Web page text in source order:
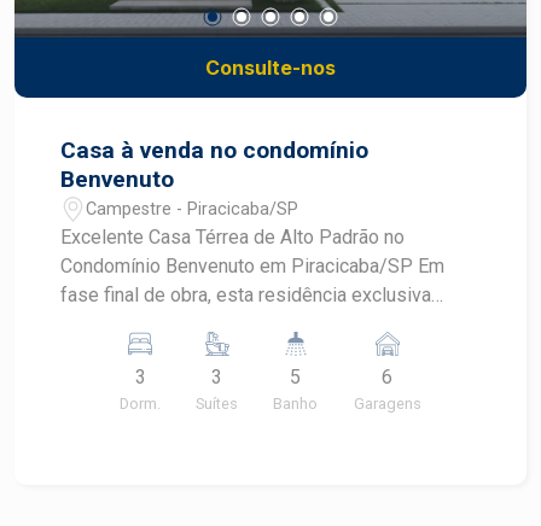
Consulte-nos
Casa à venda no condomínio
Benvenuto
Campestre - Piracicaba/SP
Excelente Casa Térrea de Alto Padrão no
Condomínio Benvenuto em Piracicaba/SP Em
fase final de obra, esta residência exclusiva
um projeto pensado para quem busca viver bem.
350 m² de área construída - Terreno de 1.100 m²
- Projeto em um único pavimento Ambientes: -03
3
Dorm.
3
Suítes
5
Banho
6
Garagens